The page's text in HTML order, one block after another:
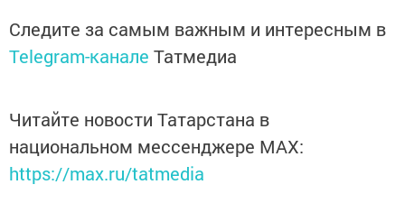
Следите за самым важным и интересным в
Telegram-канале Татмедиа
Читайте новости Татарстана в
национальном мессенджере MАХ:
https://max.ru/tatmedia